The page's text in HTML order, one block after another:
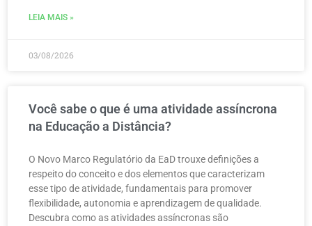
LEIA MAIS »
03/08/2026
Você sabe o que é uma atividade assíncrona
na Educação a Distância?
O Novo Marco Regulatório da EaD trouxe definições a
respeito do conceito e dos elementos que caracterizam
esse tipo de atividade, fundamentais para promover
flexibilidade, autonomia e aprendizagem de qualidade.
Descubra como as atividades assíncronas são